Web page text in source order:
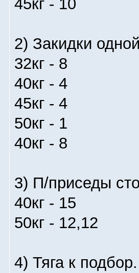
45кг - 10
2) Закидки
32кг - 8
40кг - 4
45кг - 4
50кг - 1
40кг - 8
3) П/приседы
40кг - 15
50кг - 12,12
4) Тяга к подбор.